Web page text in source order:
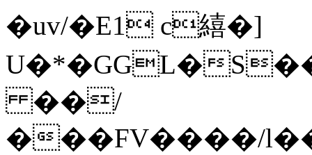
�uv/�E1 c繥�]
U�*�GGL�
��/
���FV����/